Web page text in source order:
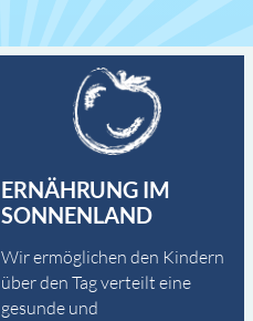
ERNÄHRUNG IM
SONNENLAND
Wir ermöglichen den Kindern
über den Tag verteilt eine
gesunde und